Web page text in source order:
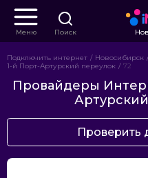
Меню Поиск
Подключить интернет Новосибирск
1-й Порт-Артурский переулок
72
Провайдеры
Проверить